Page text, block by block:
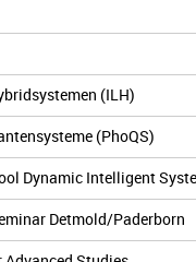
(ILH)
(PhoQS)
Dynamic Intelligent
Detmold/Paderborn